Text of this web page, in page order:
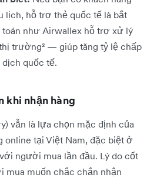
lịch, hỗ trợ thẻ quốc tế là bắt
toán như Airwallex hỗ trợ xử lý
trường² — giúp tăng tỷ lệ chấp
dịch quốc tế.
khi nhận hàng
vẫn là lựa chọn mặc định của
online tại Việt Nam, đặc biệt ở
người mua lần đầu. Lý do cốt
muốn chắc chắn nhận